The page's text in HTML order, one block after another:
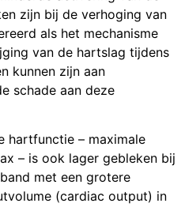
zijn bij de verhoging van
als het mechanisme
van de hartslag tijdens
kunnen zijn aan
schade aan deze
hartfunctie – maximale
– is ook lager gebleken bij
met een grotere
(cardiac output) in